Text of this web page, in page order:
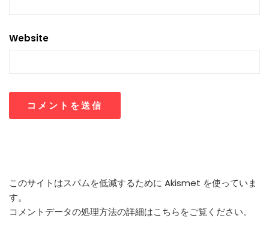
Website
このサイトはスパムを低減するために Akismet を使っていま
す。
コメントデータの処理方法の詳細はこちらをご覧ください。